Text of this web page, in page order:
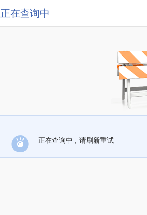
正在查询中
正在查询中，请刷新重试